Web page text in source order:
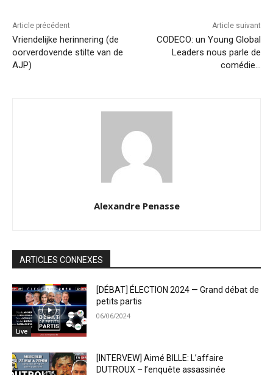
Article précédent
Vriendelijke herinnering (de
oorverdovende stilte van de
AJP)
Article suivant
CODECO: un Young Global
Leaders nous parle de
comédie…
Alexandre Penasse
ARTICLES CONNEXES
Live
[DÉBAT] ÉLECTION 2024 — Grand débat de
petits partis
06/06/2024
[INTERVEW] Aimé BILLE: L’affaire
DUTROUX – l’enquête assassinée